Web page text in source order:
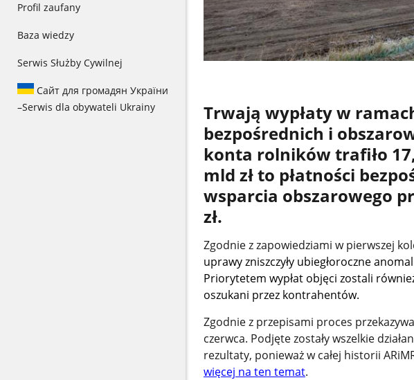
Profil zaufany
Baza wiedzy
Serwis Służby Cywilnej
Сайт для громадян України
–Serwis dla obywateli Ukrainy
Trwają wypłaty w
bezpośrednich i
konta rolników trafiło
mld zł to płatności
wsparcia obszarowego
zł.
Zgodnie z zapowiedziami w pierwszej
uprawy zniszczyły ubiegłoroczne
Priorytetem wypłat objęci zostali
oszukani przez kontrahentów.
Zgodnie z przepisami proces
czerwca. Podjęte zostały wszelkie
rezultaty, ponieważ w całej historii
więcej na ten temat.